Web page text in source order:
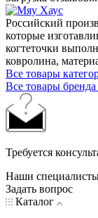
Российский
которые
когтеточки
ковролина,
Все товары
Все товары
Требуется
Наши
Задать вопрос
Каталог